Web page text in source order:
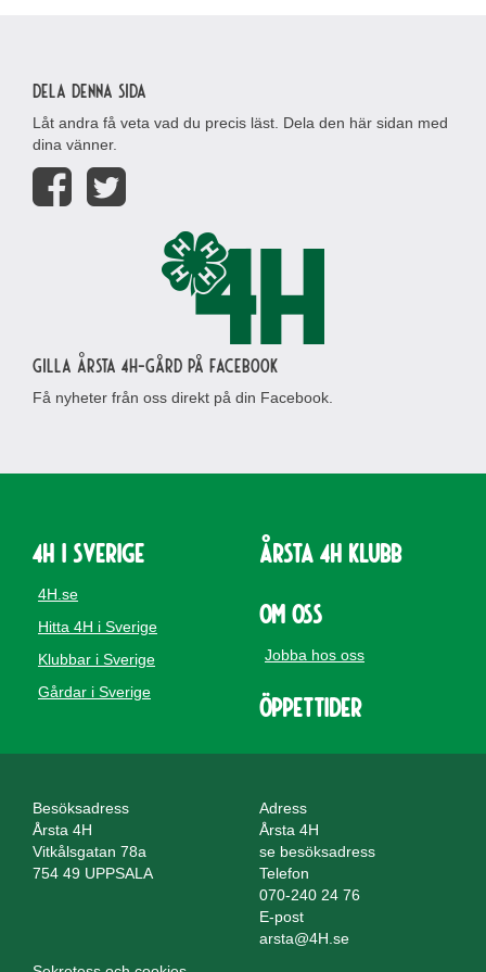
Dela denna sida
Låt andra få veta vad du precis läst. Dela den här sidan med
dina vänner.
Gilla Årsta 4H-gård på Facebook
Få nyheter från oss direkt på din Facebook.
4H i Sverige
4H.se
Hitta 4H i Sverige
Klubbar i Sverige
Gårdar i Sverige
Årsta 4H Klubb
Om oss
Jobba hos oss
Öppettider
Besöksadress
Årsta 4H
Vitkålsgatan 78a
754 49 UPPSALA
Adress
Årsta 4H
se besöksadress
Telefon
070-240 24 76
E-post
arsta@4H.se